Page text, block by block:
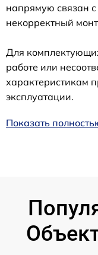
напрямую связан
некорректный
Для
работе или
характеристикам
эксплуатации.
Показать